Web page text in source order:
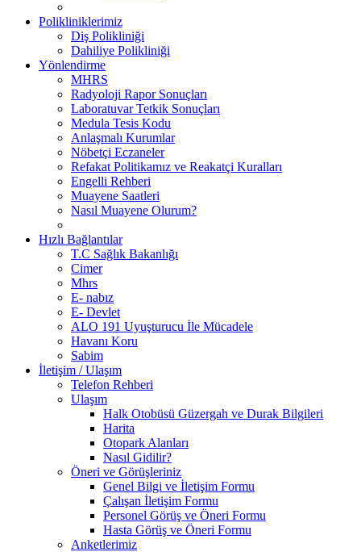
Polikliniklerimiz
Diş Polikliniği
Dahiliye Polikliniği
Yönlendirme
MHRS
Radyoloji Rapor Sonuçları
Laboratuvar Tetkik Sonuçları
Medula Tesis Kodu
Anlaşmalı Kurumlar
Nöbetçi Eczaneler
Refakat Politikamız ve Reakatçi Kuralları
Engelli Rehberi
Muayene Saatleri
Nasıl Muayene Olurum?
Hızlı Bağlantılar
T.C Sağlık Bakanlığı
Cimer
Mhrs
E- nabız
E- Devlet
ALO 191 Uyuşturucu İle Mücadele
Havanı Koru
Sabim
İletişim / Ulaşım
Telefon Rehberi
Ulaşım
Halk Otobüsü Güzergah ve Durak Bilgileri
Harita
Otopark Alanları
Nasıl Gidilir?
Öneri ve Görüşleriniz
Genel Bilgi ve İletişim Formu
Çalışan İletişim Formu
Personel Görüş ve Öneri Formu
Hasta Görüş ve Öneri Formu
Anketlerimiz